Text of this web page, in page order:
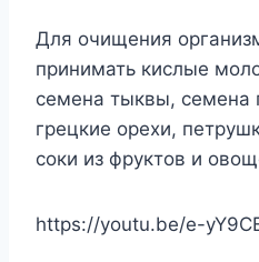
Для очищения
принимать кислые
семена тыквы, семена
грецкие орехи,
соки из фруктов и
https://youtu.be/e-